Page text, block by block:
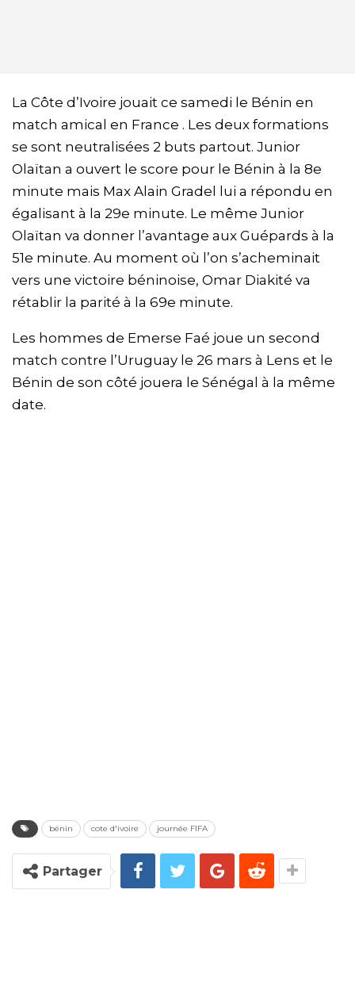
La Côte d’Ivoire jouait ce samedi le Bénin en
match amical en France . Les deux formations
se sont neutralisées 2 buts partout. Junior
Olaïtan a ouvert le score pour le Bénin à la 8e
minute mais Max Alain Gradel lui a répondu en
égalisant à la 29e minute. Le même Junior
Olaïtan va donner l’avantage aux Guépards à la
51e minute. Au moment où l’on s’acheminait
vers une victoire béninoise, Omar Diakité va
rétablir la parité à la 69e minute.
Les hommes de Emerse Faé joue un second
match contre l’Uruguay le 26 mars à Lens et le
Bénin de son côté jouera le Sénégal à la même
date.
bénin cote d'ivoire journée FIFA
Partager